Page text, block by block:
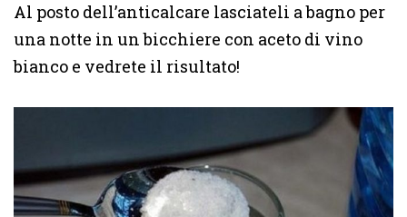
Al posto dell’anticalcare lasciateli a bagno per
una notte in un bicchiere con aceto di vino
bianco e vedrete il risultato!